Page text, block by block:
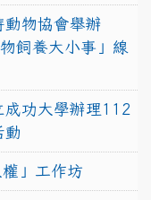
動物協會舉辦
飼養大小事」線
成功大學辦理112
動
」工作坊